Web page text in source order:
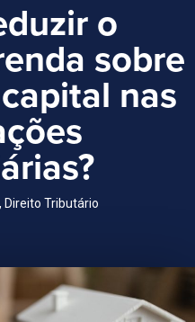
o
sobre
nas
, Direito Tributário